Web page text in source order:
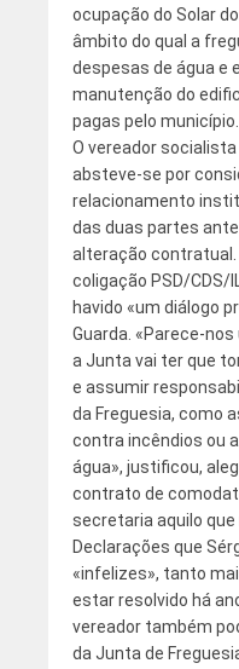
ocupação do Solar
âmbito do qual a
despesas de água e
manutenção do
pagas pelo município.
O vereador
absteve-se por
relacionamento
das duas partes
alteração contratual.
coligação PSD/CDS/
havido «um diálogo
Guarda. «Parece-
a Junta vai ter que
e assumir
da Freguesia, como
contra incêndios ou
água», justificou,
contrato de
secretaria aquilo que
Declarações que
«infelizes», tanto
estar resolvido há
vereador também
da Junta de